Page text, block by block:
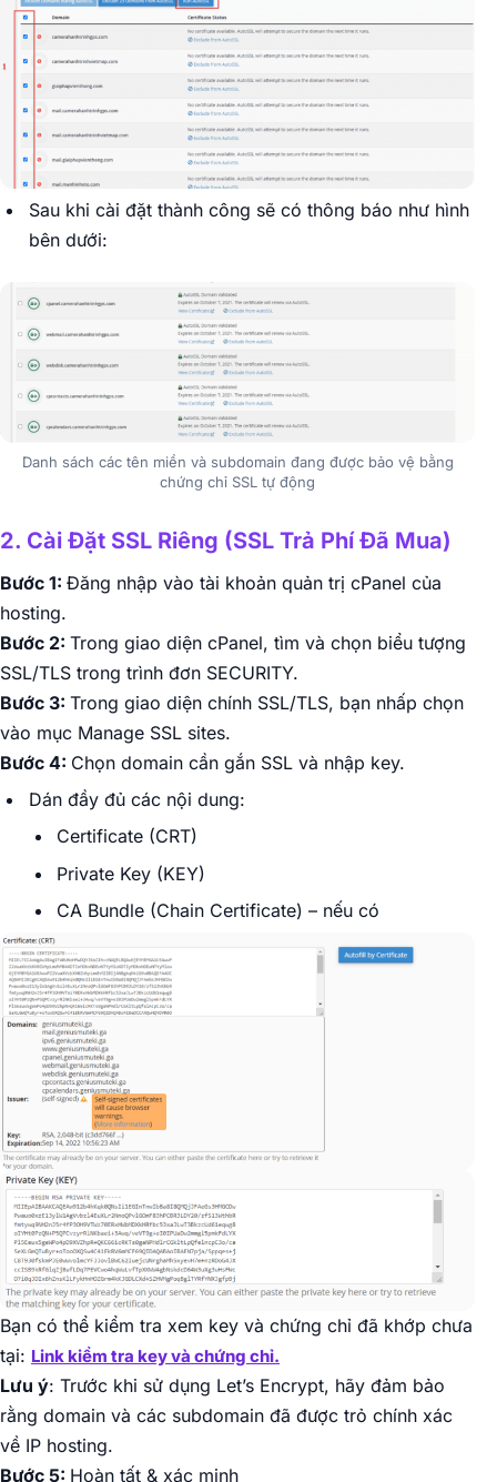
Sau khi cài đặt thành công sẽ có thông báo như hình
bên dưới:
Danh sách các tên miền và subdomain đang được bảo vệ bằng
chứng chỉ SSL tự động
2. Cài Đặt SSL Riêng (SSL Trả Phí Đã Mua)
Bước 1: Đăng nhập vào tài khoản quản trị cPanel của
hosting.
Bước 2: Trong giao diện cPanel, tìm và chọn biểu tượng
SSL/TLS trong trình đơn SECURITY.
Bước 3: Trong giao diện chính SSL/TLS, bạn nhấp chọn
vào mục Manage SSL sites.
Bước 4: Chọn domain cần gắn SSL và nhập key.
Dán đầy đủ các nội dung:
Certificate (CRT)
Private Key (KEY)
CA Bundle (Chain Certificate) – nếu có
Bạn có thể kiểm tra xem key và chứng chỉ đã khớp chưa
tại: Link kiểm tra key và chứng chỉ.
Lưu ý: Trước khi sử dụng Let’s Encrypt, hãy đảm bảo
rằng domain và các subdomain đã được trỏ chính xác
về IP hosting.
Bước 5: Hoàn tất & xác minh